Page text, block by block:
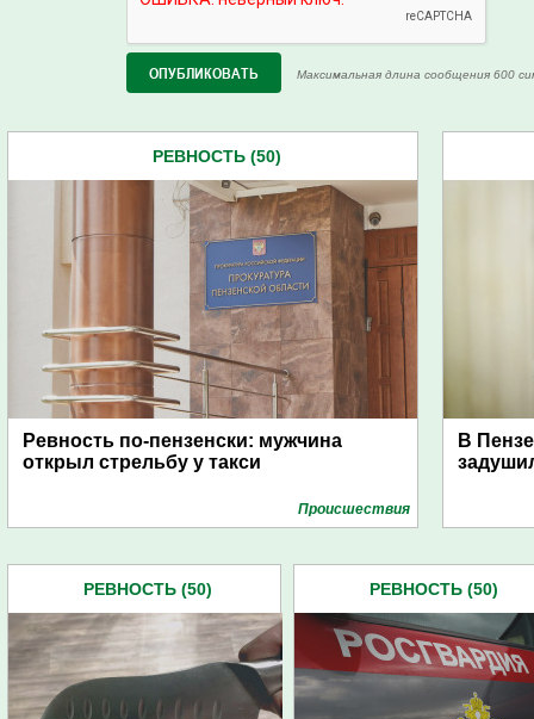
Максимальная длина сообщения 600
РЕВНОСТЬ (50)
Ревность по-пензенски: мужчина
открыл стрельбу у такси
Проиcшествия
В
РЕВНОСТЬ (50) РЕВНОСТЬ (50)